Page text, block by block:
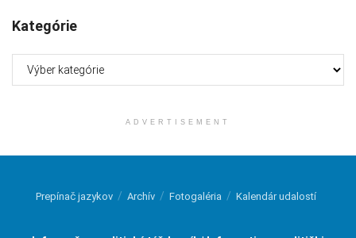
Kategórie
ADVERTISEMENT
Prepínač jazykov Archív Fotogaléria Kalendár udalostí